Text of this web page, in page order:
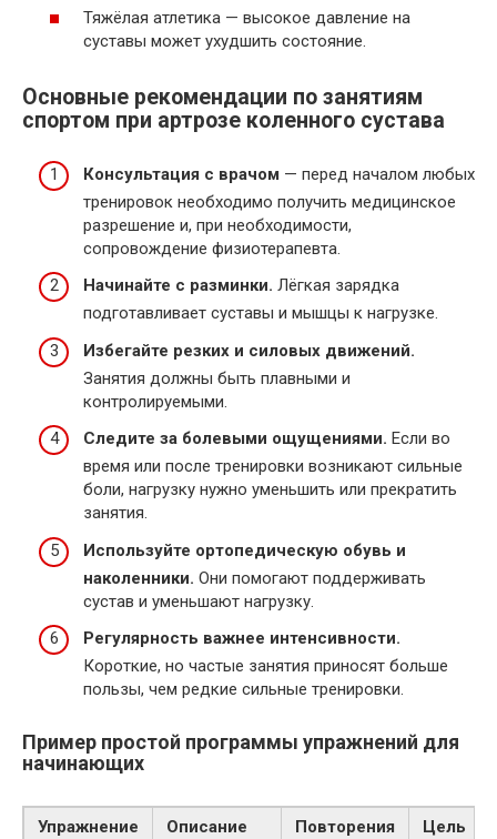
Тяжёлая атлетика — высокое давление на
суставы может ухудшить состояние.
Основные рекомендации по занятиям
спортом при артрозе коленного сустава
Консультация с врачом — перед началом любых
тренировок необходимо получить медицинское
разрешение и, при необходимости,
сопровождение физиотерапевта.
Начинайте с разминки. Лёгкая зарядка
подготавливает суставы и мышцы к нагрузке.
Избегайте резких и силовых движений.
Занятия должны быть плавными и
контролируемыми.
Следите за болевыми ощущениями. Если во
время или после тренировки возникают сильные
боли, нагрузку нужно уменьшить или прекратить
занятия.
Используйте ортопедическую обувь и
наколенники. Они помогают поддерживать
сустав и уменьшают нагрузку.
Регулярность важнее интенсивности.
Короткие, но частые занятия приносят больше
пользы, чем редкие сильные тренировки.
Пример простой программы упражнений для
начинающих
Упражнение Описание Повторения Цель